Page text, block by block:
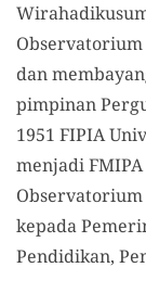
Observatorium
dan
pimpinan
1951 FIPIA
menjadi
Observatorium
kepada
Pendidikan,